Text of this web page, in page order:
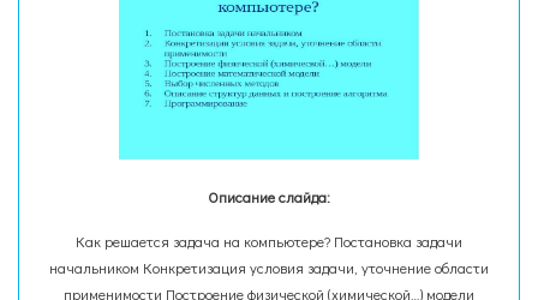
Описание слайда:
Как решается задача на компьютере? Постановка задачи
начальником Конкретизация условия задачи, уточнение области
применимости Построение физической (химической…) модели